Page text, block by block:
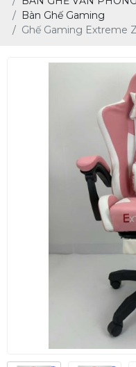
Bàn Ghế Gaming
Ghế Gaming Extreme